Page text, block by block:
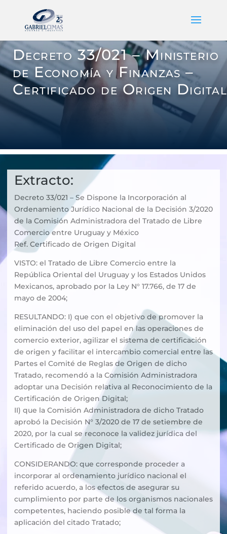
Decreto 33/021 – Ministerio
de Economía y Finanzas –
Certificado de Origen Digital
Extracto:
Decreto 33/021 – Se Dispone la Incorporación al
Ordenamiento Jurídico Nacional de la Decisión 3/2020
de la Comisión Administradora del Tratado de Libre
Comercio entre Uruguay y México
Ref. Certificado de Origen Digital
VISTO: el Tratado de Libre Comercio entre la
República Oriental del Uruguay y los Estados Unidos
Mexicanos, aprobado por la Ley N° 17.766, de 17 de
mayo de 2004;
RESULTANDO: I) que con el objetivo de promover la
eliminación del uso del papel en las operaciones de
comercio exterior, agilizar el sistema de certificación
de origen y facilitar el intercambio comercial entre las
Partes el Comité de Reglas de Origen de dicho
Tratado, recomendó a la Comisión Administradora
adoptar una Decisión relativa al Reconocimiento de la
Certificación de Origen Digital;
II) que la Comisión Administradora de dicho Tratado
aprobó la Decisión N° 3/2020 de 17 de setiembre de
2020, por la cual se reconoce la validez jurídica del
Certificado de Origen Digital;
CONSIDERANDO: que corresponde proceder a
incorporar al ordenamiento jurídico nacional el
referido acuerdo, a los efectos de asegurar su
cumplimiento por parte de los organismos nacionales
competentes, haciendo posible de tal forma la
aplicación del citado Tratado;